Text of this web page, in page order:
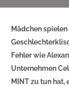
Mädchen
Fehler wie
Unternehmen
MINT zu tun hat,